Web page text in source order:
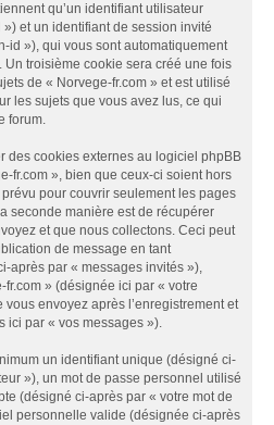
qu’un identifiant utilisateur
et un identifiant de session invité
id »), qui vous sont automatiquement
troisième cookie sera créé une fois
de « Norvege-fr.com » et est utilisé
les sujets que vous avez lus, ce qui
forum.
des cookies externes au logiciel phpBB
fr.com », bien que ceux-ci soient hors
pour couvrir seulement les pages
seconde manière est de récupérer
et que nous collectons. Ceci peut
de message en tant
après par « messages invités »),
fr.com » (désignée ici par « votre
envoyez après l’enregistrement et
ici par « vos messages »).
un identifiant unique (désigné ci-
»), un mot de passe personnel utilisé
(désigné ci-après par « votre mot de
personnelle valide (désignée ci-après